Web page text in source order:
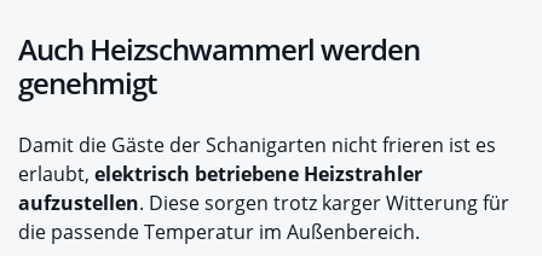
Auch Heizschwammerl werden
genehmigt
Damit die Gäste der Schanigarten nicht frieren ist es
erlaubt, elektrisch betriebene Heizstrahler
aufzustellen. Diese sorgen trotz karger Witterung für
die passende Temperatur im Außenbereich.